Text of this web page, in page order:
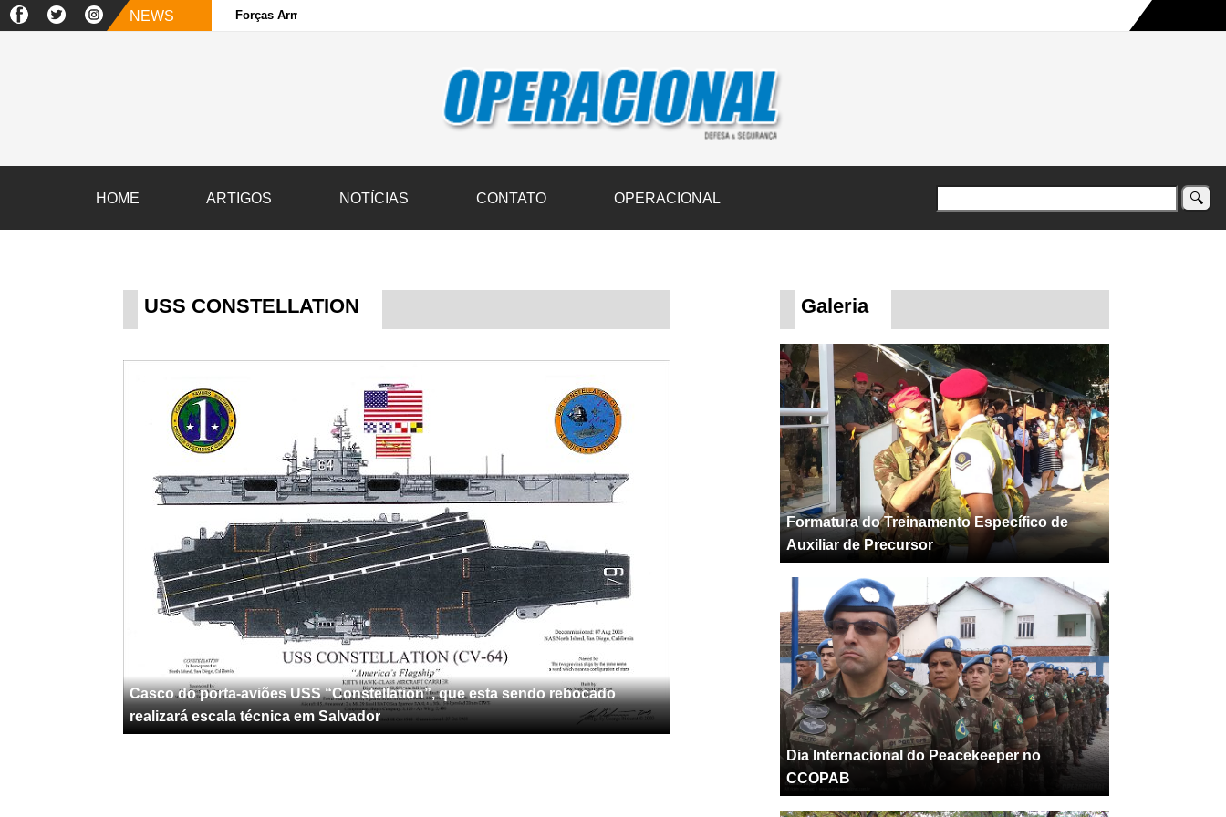
NEWS Forças Armadas e sociedade civil transportam 3,6 mil toneladas de donativos ao Rio Grande do Sul na maior campanha humanitária já registrada no país
HOME ARTIGOS NOTÍCIAS CONTATO OPERACIONAL
USS CONSTELLATION
Casco do porta-aviões USS “Constellation”, que esta sendo rebocado
realizará escala técnica em Salvador
Galeria
Formatura do Treinamento Específico de
Auxiliar de Precursor
Dia Internacional do Peacekeeper no
CCOPAB